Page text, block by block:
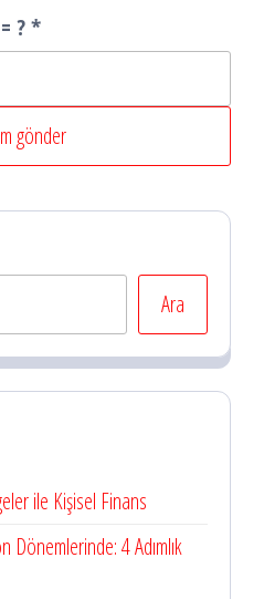
?*
Ara
ile Kişisel Finans
4 Adımlık